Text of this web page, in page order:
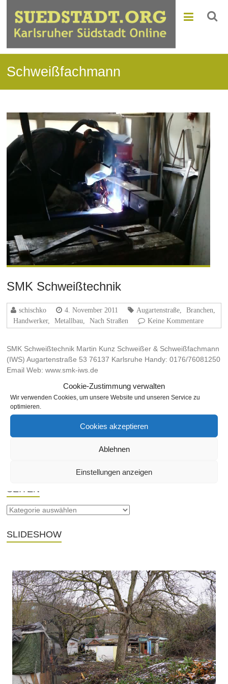
Cookie-Zustimmung verwalten
Wir verwenden Cookies, um unsere Website und unseren Service zu
optimieren.
Cookies akzeptieren
Ablehnen
Einstellungen anzeigen
Schweißfachmann
SMK Schweißtechnik
schischko 4. November 2011 Augartenstraße Branchen
Handwerker, Metallbau Nach Straßen Keine Kommentare
SMK Schweißtechnik Martin Kunz Schweißer & Schweißfachmann
(IWS) Augartenstraße 53 76137 Karlsruhe Handy: 0176/76081250
Email Web: www.smk-iws.de
SEITEN
SLIDESHOW